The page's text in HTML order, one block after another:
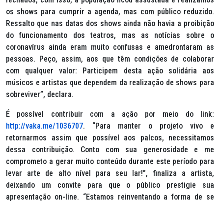
os shows para cumprir a agenda, mas com público reduzido.
Ressalto que nas datas dos shows ainda não havia a proibição
do funcionamento dos teatros, mas as notícias sobre o
coronavírus ainda eram muito confusas e amedrontaram as
pessoas. Peço, assim, aos que têm condições de colaborar
com qualquer valor: Participem desta ação solidária aos
músicos e artistas que dependem da realização de shows para
sobreviver”, declara.
É possível contribuir com a ação por meio do link:
http://vaka.me/1036707. “Para manter o projeto vivo e
retornarmos assim que possível aos palcos, necessitamos
dessa contribuição. Conto com sua generosidade e me
comprometo a gerar muito conteúdo durante este período para
levar arte de alto nível para seu lar!”, finaliza a artista,
deixando um convite para que o público prestigie sua
apresentação on-line. “Estamos reinventando a forma de se